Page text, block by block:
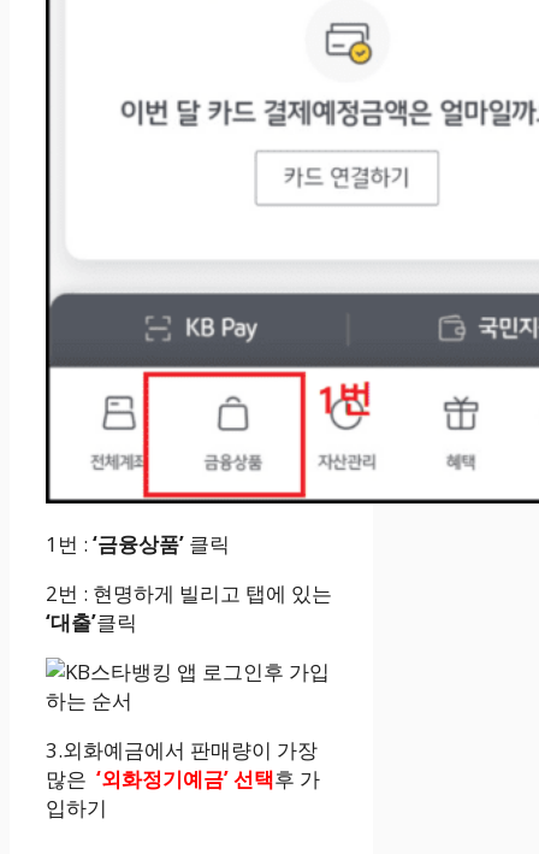
1번 : ‘금융상품’ 클릭
2번 : 현명하게 빌리고 탭에 있는
‘대출’클릭
3.외화예금에서 판매량이 가장
많은 ‘외화정기예금’ 선택후 가
입하기